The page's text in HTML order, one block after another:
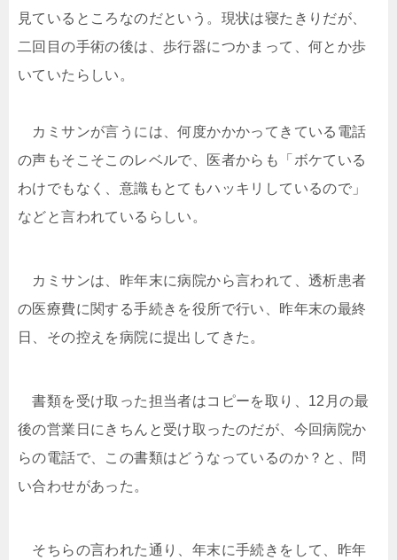
見ているところなのだという。現状は寝たきりだが、
二回目の手術の後は、歩行器につかまって、何とか歩
いていたらしい。
カミサンが言うには、何度かかかってきている電話
の声もそこそこのレベルで、医者からも「ボケている
わけでもなく、意識もとてもハッキリしているので」
などと言われているらしい。
カミサンは、昨年末に病院から言われて、透析患者
の医療費に関する手続きを役所で行い、昨年末の最終
日、その控えを病院に提出してきた。
書類を受け取った担当者はコピーを取り、12月の最
後の営業日にきちんと受け取ったのだが、今回病院か
らの電話で、この書類はどうなっているのか？と、問
い合わせがあった。
そちらの言われた通り、年末に手続きをして、昨年